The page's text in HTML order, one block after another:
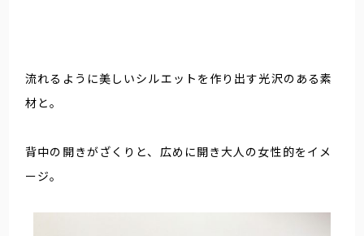
流れるように美しいシルエットを作り出す光沢のある素
材と。
背中の開きがざくりと、広めに開き大人の女性的をイメ
ージ。